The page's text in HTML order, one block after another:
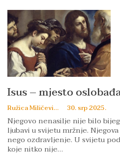
Isus – mjesto
Ružica Miličević 30. srp 2025.
Njegovo nenasilje nije bilo
ljubavi u svijetu mržnje.
nego ozdravljenje. U svijetu
koje nitko nije…